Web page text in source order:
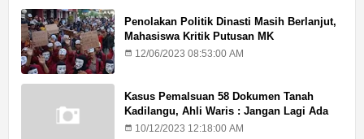
Penolakan Politik Dinasti Masih Berlanjut,
Mahasiswa Kritik Putusan MK
12/06/2023 08:53:00 AM
Kasus Pemalsuan 58 Dokumen Tanah
Kadilangu, Ahli Waris : Jangan Lagi Ada
Penundaan Hukuman
10/12/2023 12:18:00 AM